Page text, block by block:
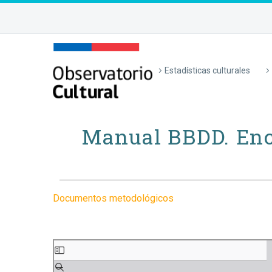
Estadísticas culturales
Manual BBDD.
Documentos metodológicos
Saltar
al